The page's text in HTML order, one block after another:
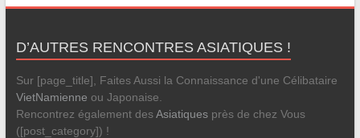
D’AUTRES RENCONTRES ASIATIQUES !
Sur [page_title], Faites Aussi la Connaissance d'une Célibataire
VietNamienne ou Japonaise.
Rencontrez également desAsiatiquesprès de chez Vous
([post_category]) !